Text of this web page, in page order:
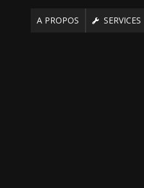
A PROPOS SERVICES